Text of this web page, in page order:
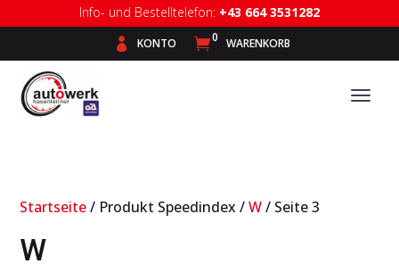
Info- und Bestelltelefon: +43 664 3531282
 KONTO 0 WARENKORB
Startseite/ Produkt Speedindex /W/ Seite 3
W